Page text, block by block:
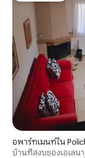
อพาร์ทเมนท์ใน
บ้านที่สงบของเอเลนา